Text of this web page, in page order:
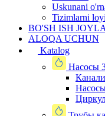
Uskunani
Tizimlarni
BO'SH ISH
ALOQA UCHUN
Katalog
Насосы